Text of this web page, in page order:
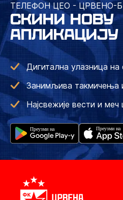
ТЕЛЕФОН ЦЕО - ЦРВЕНО-
СКИНИ НОВУ
АПЛИКАЦИЈУ
Дигитална улазница на
Занимљива такмичења
Најсвежије вести и меч